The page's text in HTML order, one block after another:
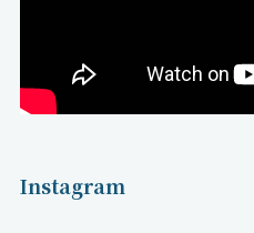
Instagram